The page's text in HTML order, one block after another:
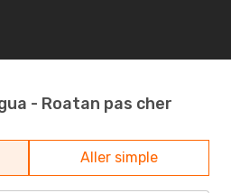
- Roatan pas cher
Aller simple